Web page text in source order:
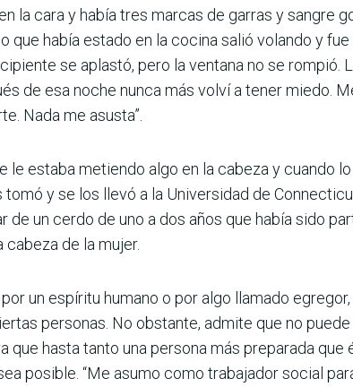
la cara y había tres marcas de garras y sangre
que había estado en la cocina salió volando y
se aplastó, pero la ventana no se rompió.
de esa noche nunca más volví a tener miedo.
Nada me asusta”.
le estaba metiendo algo en la cabeza y cuando
y se los llevó a la Universidad de
de un cerdo de uno a dos años que había sido
de la mujer.
un espíritu humano o por algo llamado
personas. No obstante, admite que no
que hasta tanto una persona más preparada
posible. “Me asumo como trabajador social